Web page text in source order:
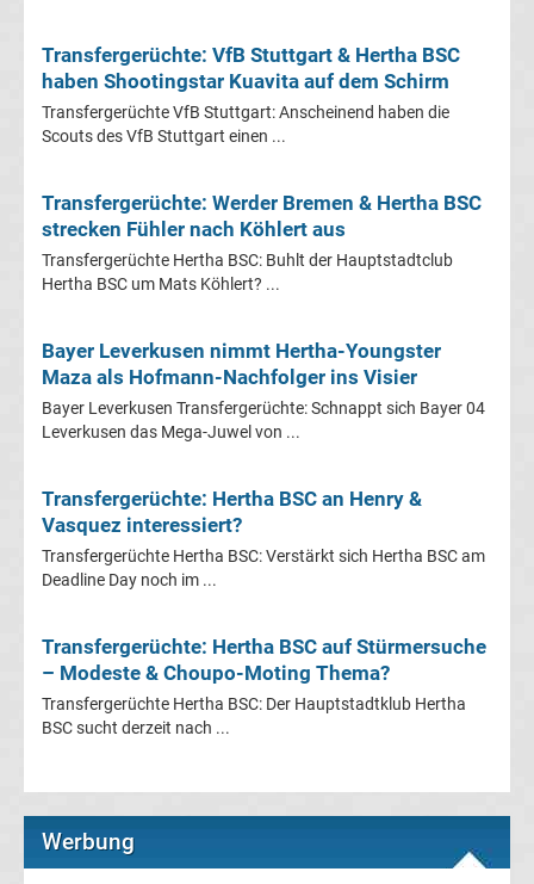
Dresden
Eintracht
Braunschweig
Eintracht
Frankfurt
Transfergerüchte
Energie
Transfergerüchte
FC
Augsburg
Transfergerüchte
Transfergerüchte: VfB Stuttgart & Hertha BSC
haben Shootingstar Kuavita auf dem Schirm
Transfergerüchte VfB Stuttgart: Anscheinend haben die
Scouts des VfB Stuttgart einen ...
Transfergerüchte: Werder Bremen & Hertha BSC
strecken Fühler nach Köhlert aus
Transfergerüchte Hertha BSC: Buhlt der Hauptstadtclub
Hertha BSC um Mats Köhlert? ...
Bayer Leverkusen nimmt Hertha-Youngster
Maza als Hofmann-Nachfolger ins Visier
Bayer Leverkusen Transfergerüchte: Schnappt sich Bayer 04
Leverkusen das Mega-Juwel von ...
Transfergerüchte: Hertha BSC an Henry &
Vasquez interessiert?
Transfergerüchte Hertha BSC: Verstärkt sich Hertha BSC am
Deadline Day noch im ...
Transfergerüchte: Hertha BSC auf Stürmersuche
– Modeste & Choupo-Moting Thema?
Transfergerüchte Hertha BSC: Der Hauptstadtklub Hertha
BSC sucht derzeit nach ...
Werbung